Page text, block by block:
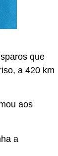
que
a 420 km
aos
a